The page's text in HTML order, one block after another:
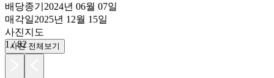
배당종기 2024년 06월 07일
매각일2025년 12월 15일
사진지도
1 /82
사진 전체보기